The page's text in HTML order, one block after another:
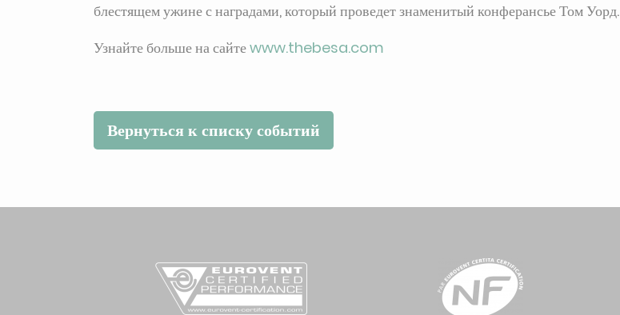
блестящем ужине с наградами, который проведет знаменитый конферансье Том Уорд.
Узнайте больше на сайтеwww.thebesa.com
Вернуться к списку событий